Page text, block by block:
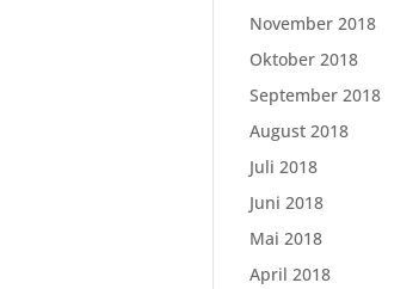
November 2018
Oktober 2018
September 2018
August 2018
Juli 2018
Juni 2018
Mai 2018
April 2018